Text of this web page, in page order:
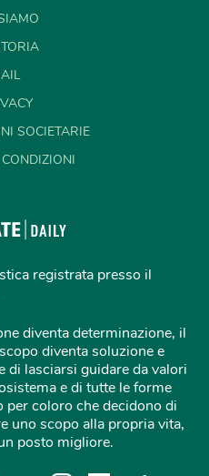
SOCIETARIE
registrata presso il
diventa determinazione, il
diventa soluzione e
di lasciarsi guidare da valori
e di tutte le forme
per coloro che decidono di
uno scopo alla propria vita,
posto migliore.